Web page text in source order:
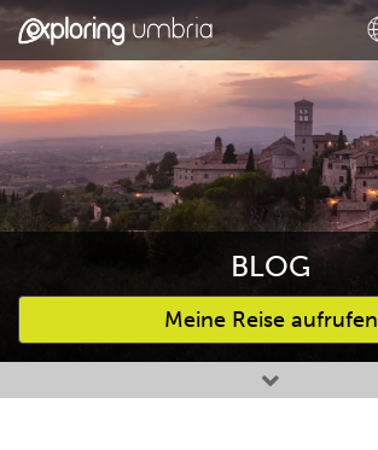
BLOG
Meine Reise aufrufen
Bevorzugte Aktivitäten